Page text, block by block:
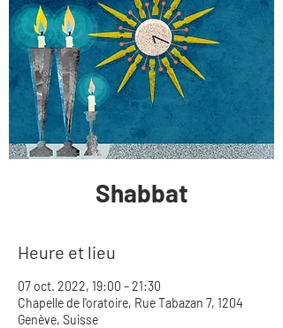
Shabbat
Heure et lieu
07 oct. 2022, 19:00 – 21:30
Chapelle de l'oratoire, Rue Tabazan 7, 1204
Genève, Suisse